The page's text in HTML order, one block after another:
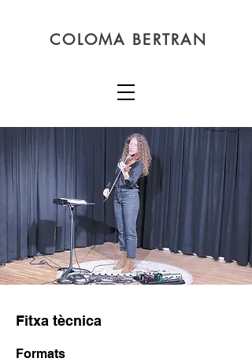
COLOMA BERTRAN
Fitxa tècnica
Formats